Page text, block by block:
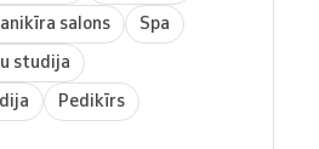
salons
Spa
studija
Pedikīrs